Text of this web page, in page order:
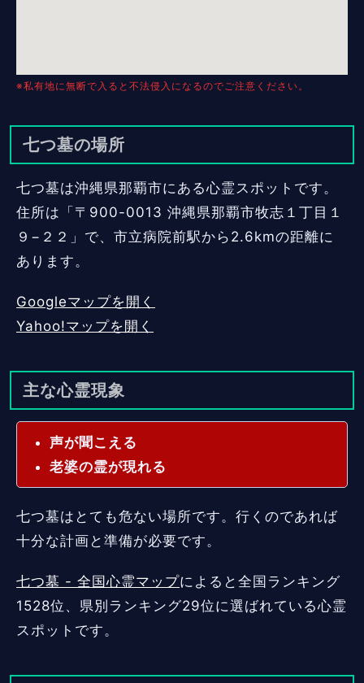
※私有地に無断で入ると不法侵入になるのでご注意ください。
七つ墓の場所
七つ墓は沖縄県那覇市にある心霊スポットです。
住所は「〒900-0013 沖縄県那覇市牧志１丁目１
９−２２」で、市立病院前駅から2.6kmの距離に
あります。
Googleマップを開く
Yahoo!マップを開く
主な心霊現象
声が聞こえる
老婆の霊が現れる
七つ墓はとても危ない場所です。行くのであれば
十分な計画と準備が必要です。
七つ墓 - 全国心霊マップによると全国ランキング
1528位、県別ランキング29位に選ばれている心霊
スポットです。